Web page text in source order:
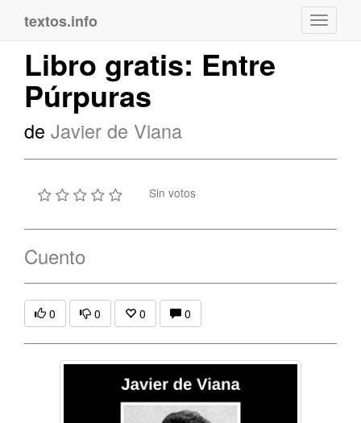
textos.info
Libro gratis: Entre
Púrpuras
de Javier de Viana
Sin votos
Cuento
0 0 0 0